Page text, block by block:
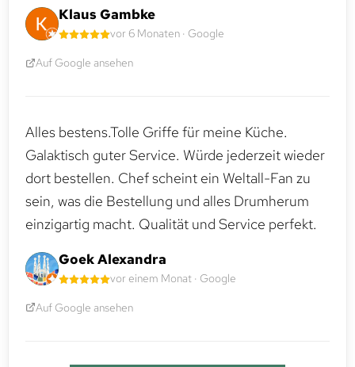
Klaus Gambke
vor 6 Monaten · Google
Auf Google ansehen
Alles bestens.Tolle Griffe für meine Küche.
Galaktisch guter Service. Würde jederzeit wieder
dort bestellen. Chef scheint ein Weltall-Fan zu
sein, was die Bestellung und alles Drumherum
einzigartig macht. Qualität und Service perfekt.
Goek Alexandra
vor einem Monat · Google
Auf Google ansehen